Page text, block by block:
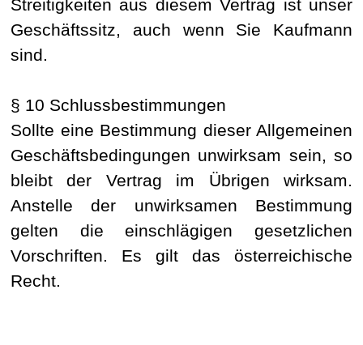
Streitigkeiten aus diesem Vertrag ist unser
Geschäftssitz, auch wenn Sie Kaufmann
sind.
§ 10 Schlussbestimmungen
Sollte eine Bestimmung dieser Allgemeinen
Geschäftsbedingungen unwirksam sein, so
bleibt der Vertrag im Übrigen wirksam.
Anstelle der unwirksamen Bestimmung
gelten die einschlägigen gesetzlichen
Vorschriften. Es gilt das österreichische
Recht.